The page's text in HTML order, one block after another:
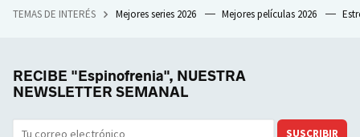
TEMAS DE INTERÉS Mejores series 2026 Mejores películas 2026
RECIBE "Espinofrenia", NUESTRA
NEWSLETTER SEMANAL
SUSCRIBIR